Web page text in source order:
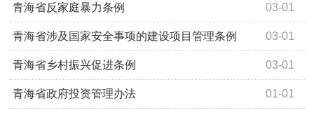
03-01
青海省反家庭暴力条例
03-01
青海省涉及国家安全事项的建设项目管理条例
03-01
青海省乡村振兴促进条例
01-01
青海省政府投资管理办法